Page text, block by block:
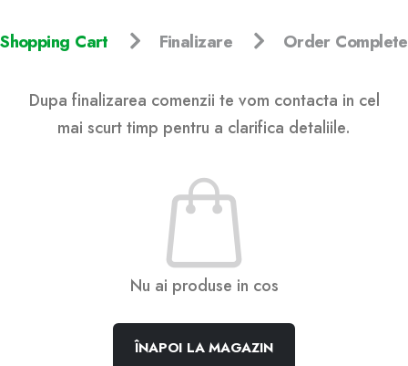
Shopping Cart Finalizare Order Complete
Dupa finalizarea comenzii te vom contacta in cel
mai scurt timp pentru a clarifica detaliile.
Nu ai produse in cos
ÎNAPOI LA MAGAZIN